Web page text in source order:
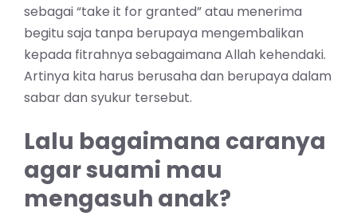
sebagai “take it for granted” atau menerima
begitu saja tanpa berupaya mengembalikan
kepada fitrahnya sebagaimana Allah kehendaki.
Artinya kita harus berusaha dan berupaya dalam
sabar dan syukur tersebut.
Lalu bagaimana caranya
agar suami mau
mengasuh anak?